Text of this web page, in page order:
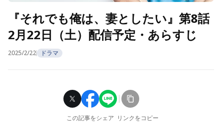
『それでも俺は、妻としたい』第8話
2月22日（土）配信予定・あらすじ
2025/2/22 ドラマ
この記事をシェア リンクをコピー